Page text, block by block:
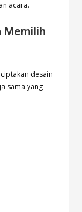
acara.
Memilih
desain
sama yang